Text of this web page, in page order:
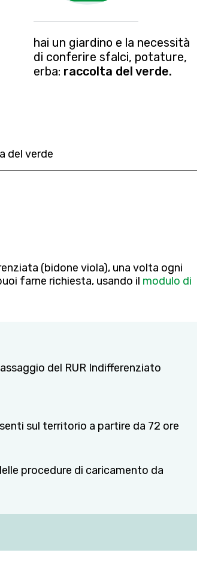
hai un giardino e la necessità
di conferire sfalci, potature,
erba: raccolta del verde.
del verde
(bidone viola), una volta ogni
farne richiesta, usando il modulo di
del RUR Indifferenziato
sul territorio a partire da 72 ore
procedure di caricamento da